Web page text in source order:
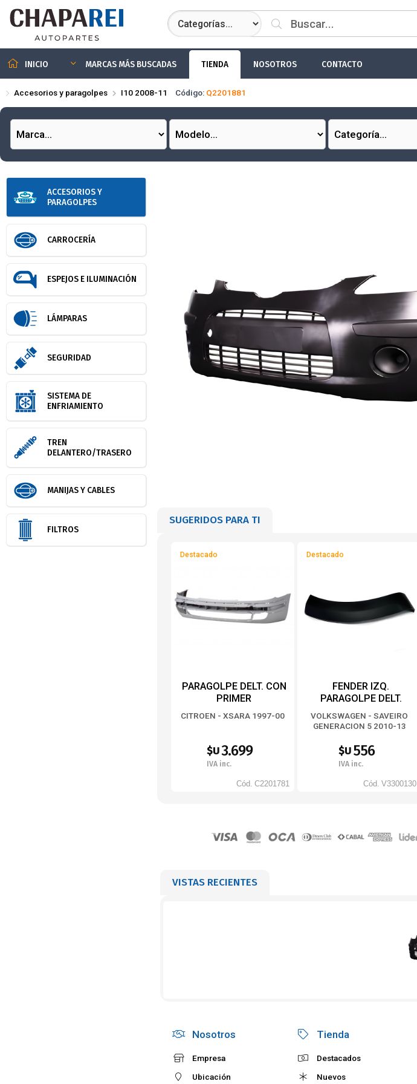
Compartir por email
INICIO MARCAS MÁS BUSCADAS TIENDA NOSOTROS CONTACTO
Accesorios y paragolpes I10 2008-11 Código: Q2201881
ACCESORIOS Y
PARAGOLPES
CARROCERÍA
ESPEJOS E ILUMINACIÓN
LÁMPARAS
SEGURIDAD
SISTEMA DE
ENFRIAMIENTO
TREN
DELANTERO/TRASERO
MANIJAS Y CABLES
FILTROS
SUGERIDOS PARA TI
Destacado
PARAGOLPE DELT. CON
PRIMER
CITROEN - XSARA 1997-00
$U3.699
IVA inc.
Cód. C2201781
Destacado
FENDER IZQ.
PARAGOLPE DELT.
VOLKSWAGEN - SAVEIRO
GENERACION 5 2010-13
$U 556
IVA inc.
Cód. V3300130
VISTAS RECIENTES
Nosotros
Empresa
Ubicación
Tienda
Destacados
Nuevos